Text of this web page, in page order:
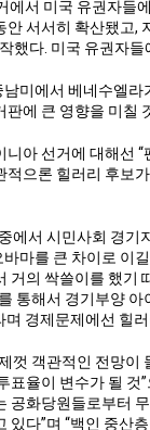
에서 미국 유권자들
서서히 확산됐고,
했다. 미국 유권자
미에서 베네수엘
에 큰 영향을 미칠
아 선거에 대해선
으론 힐러리 후보
에서 시민사회 경기
마를 큰 차이로 이
거의 싹쓸이를 했기
통해서 경기부양
며 경제문제에선 힐
껏 객관적인 전망
표율이 변수가 될 것
공화당원들로부터
있다”며 “백인 중산